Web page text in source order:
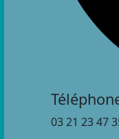
03 21 23 47